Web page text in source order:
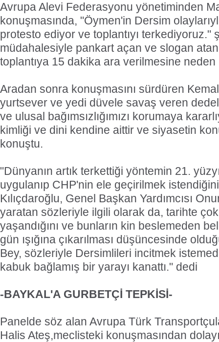
Avrupa Alevi Federasyonu yönetiminden
konuşmasında, "Öymen'in Dersim
protesto ediyor ve toplantıyı terkediyoruz."
müdahalesiyle pankart açan ve slogan
toplantıya 15 dakika ara verilmesine neden
Aradan sonra konuşmasını sürdüren
yurtsever ve yedi düvele savaş veren
ve ulusal bağımsızlığımızı korumaya
kimliği ve dini kendine aittir ve siyasetin
konuştu.
"Dünyanın artık terkettiği yöntemin 21.
uygulanıp CHP'nin ele geçirilmek
Kılıçdaroğlu, Genel Başkan Yardımcısı
yaratan sözleriyle ilgili olarak da, tarihte
yaşandığını ve bunların kin beslemeden
gün ışığına çıkarılması düşüncesinde
Bey, sözleriyle Dersimlileri incitmek
kabuk bağlamış bir yarayı kanattı." dedi
-BAYKAL'A GURBETÇİ TEPKİSİ-
Panelde söz alan Avrupa Türk
Halis Ateş,meclisteki konuşmasından